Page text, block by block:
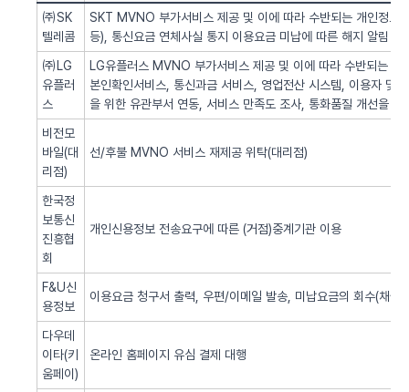
㈜SK
텔레콤
SKT MVNO 부가서비스 제공 및 이에 따라 수반되는 개인정보
등), 통신요금 연체사실 통지 이용요금 미납에 따른 해지 알림 업
㈜LG
유플러
스
LG유플러스 MVNO 부가서비스 제공 및 이에 따라 수반되는
본인확인서비스, 통신과금 서비스, 영업전산 시스템, 이용자 및
을 위한 유관부서 연동, 서비스 만족도 조사, 통화품질 개선을 위
비전모
바일(대
리점)
선/후불 MVNO 서비스 재제공 위탁(대리점)
한국정
보통신
진흥협
회
개인신용정보 전송요구에 따른 (거점)중계기관 이용
F&U신
용정보
이용요금 청구서 출력, 우편/이메일 발송, 미납요금의 회수(채권
다우데
이타(키
움페이)
온라인 홈페이지 유심 결제 대행